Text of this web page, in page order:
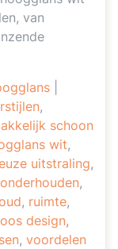
van
,
schoon
wit,
uitstraling,
onderhouden,
, ruimte,
design,
, voordelen